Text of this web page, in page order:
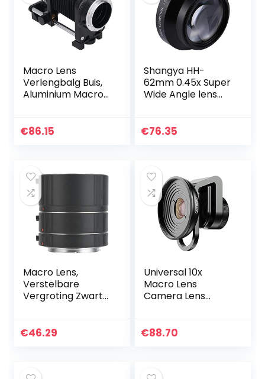
Macro Lens
Verlengbalg Buis,
Aluminium Macro
Nikon Z Mount
€86.15
Shangya HH-
62mm 0.45x Super
Wide Angle lens
€76.35
Macro Lens,
Verstelbare
Vergroting Zwart
Macro Adapter
€46.29
Universal 10x
Macro Lens
Camera Lens
Tablet
€88.70